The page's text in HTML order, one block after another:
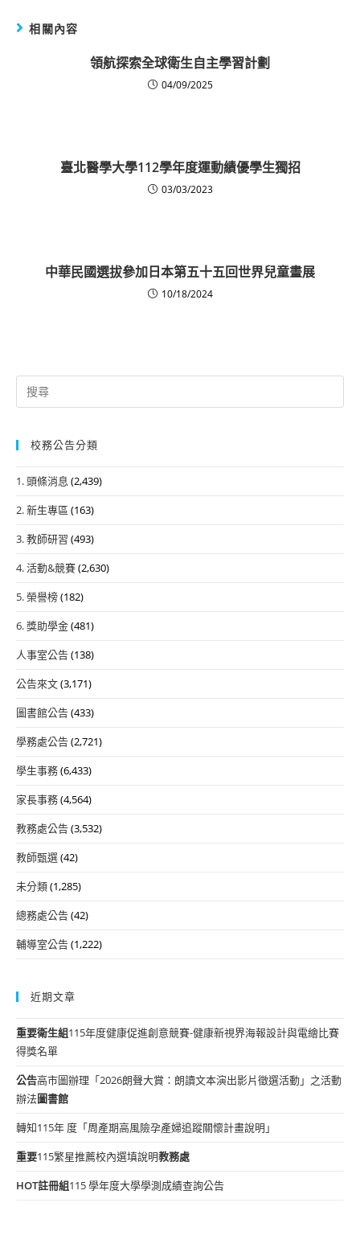
相關內容
領航探索全球衛生自主學習計劃
04/09/2025
臺北醫學大學112學年度運動績優學生獨招
03/03/2023
中華民國選拔參加日本第五十五回世界兒童畫展
10/18/2024
Search
for:
校務公告分類
1. 頭條消息 (2,439)
2. 新生專區 (163)
3. 教師研習 (493)
4. 活動&競賽(2,630)
5. 榮譽榜(182)
6. 獎助學金(481)
人事室公告(138)
公告來文(3,171)
圖書館公告(433)
學務處公告(2,721)
學生事務(6,433)
家長事務(4,564)
教務處公告(3,532)
教師甄選(42)
未分類(1,285)
總務處公告(42)
輔導室公告(1,222)
近期文章
重要衛生組115年度健康促進創意競賽-健康新視界海報設計與電繪比賽
得獎名單
公告高市圖辦理「2026朗聲大賞：朗讀文本演出影片徵選活動」之活動
辦法圖書館
轉知115年 度「周產期高風險孕產婦追蹤關懷計畫說明」
重要115繁星推薦校內選填說明教務處
HOT註冊組115 學年度大學學測成績查詢公告